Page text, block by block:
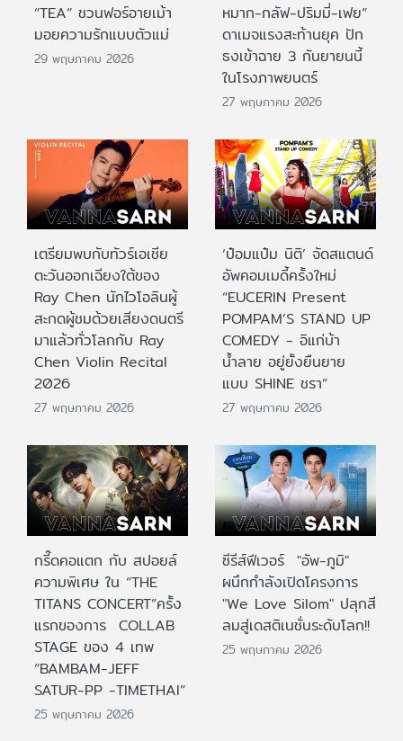
“TEA” ชวนฟอร์อายเม้า
มอยความรักแบบตัวแม่
29 พฤษภาคม 2026
หมาก-กลัฟ-ปริมมี่-เฟย”
ดาเมจแรงสะท้านยุค ปัก
ธงเข้าฉาย 3 กันยายนนี้
ในโรงภาพยนตร์
27 พฤษภาคม 2026
เตรียมพบกับทัวร์เอเชีย
ตะวันออกเฉียงใต้ของ
Ray Chen นักไวโอลินผู้
สะกดผู้ชมด้วยเสียงดนตรี
มาแล้วทั่วโลกกับ Ray
Chen Violin Recital
2026
27 พฤษภาคม 2026
‘ป๋อมแป๋ม นิติ’ จัดสแตนด์
อัพคอมเมดี้ครั้งใหม่
“EUCERIN Present
POMPAM’S STAND UP
COMEDY - อิแก่บ้า
น้ำลาย อยู่ยั้งยืนยาย
แบบ SHINE ชรา”
27 พฤษภาคม 2026
กรี๊ดคอแตก กับ สปอยล์
ความพิเศษ ใน “THE
TITANS CONCERT”ครั้ง
แรกของการ COLLAB
STAGE ของ 4 เทพ
“BAMBAM-JEFF
SATUR-PP -TIMETHAI”
25 พฤษภาคม 2026
ซีรีส์ฟีเวอร์ "อัพ-ภูมิ"
ผนึกกำลังเปิดโครงการ
"We Love Silom" ปลุกสี
ลมสู่เดสติเนชั่นระดับโลก!!
25 พฤษภาคม 2026